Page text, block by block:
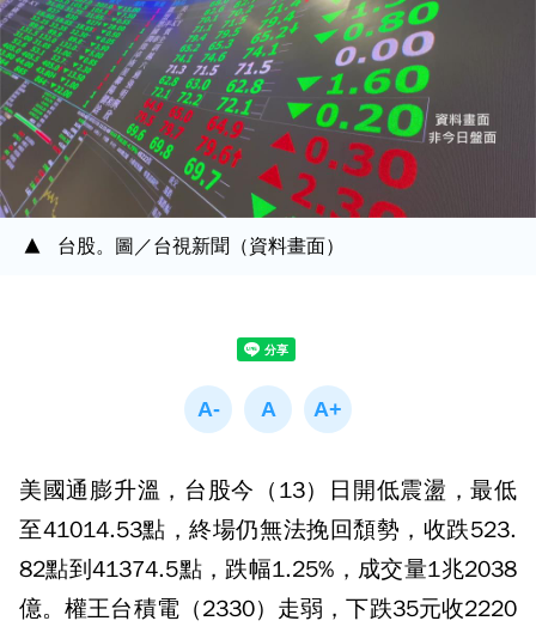
台股。圖／台視新聞（資料畫面）
美國通膨升溫，台股今（13）日開低震盪，最低
至41014.53點，終場仍無法挽回頹勢，收跌523.
82點到41374.5點，跌幅1.25%，成交量1兆2038
億。權王台積電（2330）走弱，下跌35元收2220